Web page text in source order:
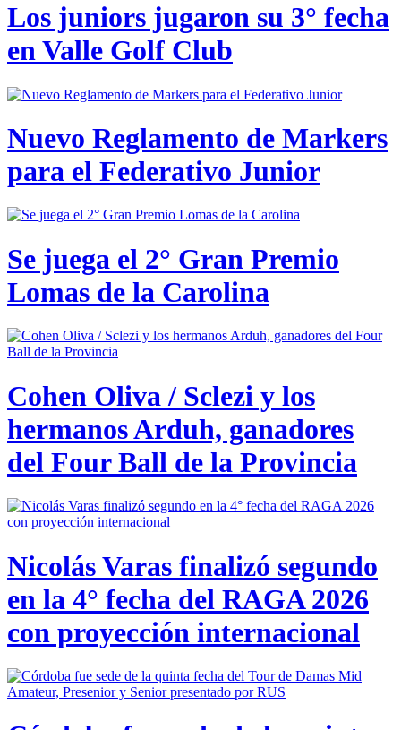
Los juniors jugaron su 3° fecha
en Valle Golf Club
Nuevo Reglamento de Markers
para el Federativo Junior
Se juega el 2° Gran Premio
Lomas de la Carolina
Cohen Oliva / Sclezi y los
hermanos Arduh, ganadores
del Four Ball de la Provincia
Nicolás Varas finalizó segundo
en la 4° fecha del RAGA 2026
con proyección internacional